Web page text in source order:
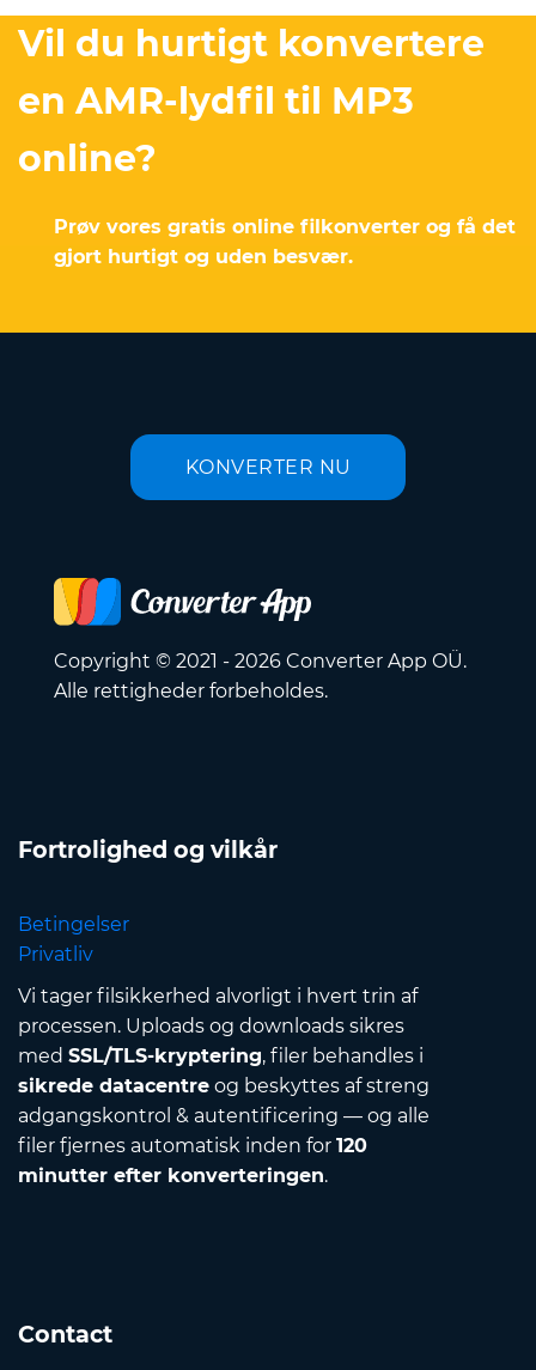
Vil du hurtigt konvertere
en AMR-lydfil til MP3
online?
Prøv vores gratis online filkonverter og få det
gjort hurtigt og uden besvær.
KONVERTER NU
Copyright © 2021 - 2026 Converter App OÜ.
Alle rettigheder forbeholdes.
Fortrolighed og vilkår
Betingelser
Privatliv
Vi tager filsikkerhed alvorligt i hvert trin af
processen. Uploads og downloads sikres
med SSL/TLS-kryptering, filer behandles i
sikrede datacentre og beskyttes af streng
adgangskontrol & autentificering — og alle
filer fjernes automatisk inden for 120
minutter efter konverteringen.
Contact